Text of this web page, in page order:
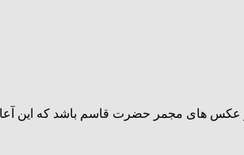
های مجمر حضرت قاسم باشد که این آعار